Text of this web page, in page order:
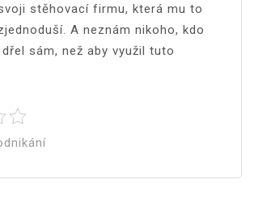
stěhovací firmu, která mu to
A neznám nikoho, kdo
sám, než aby využil tuto